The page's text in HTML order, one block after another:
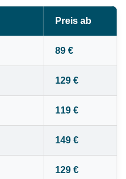
Preis ab
89 €
129 €
119 €
149 €
129 €